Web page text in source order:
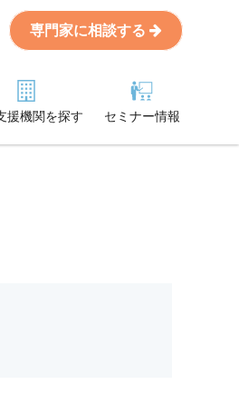
専門家に相談する
援機関を探す セミナー情報